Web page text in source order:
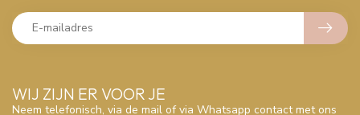
WIJ ZIJN ER VOOR JE
Neem telefonisch, via de mail of via Whatsapp contact met ons